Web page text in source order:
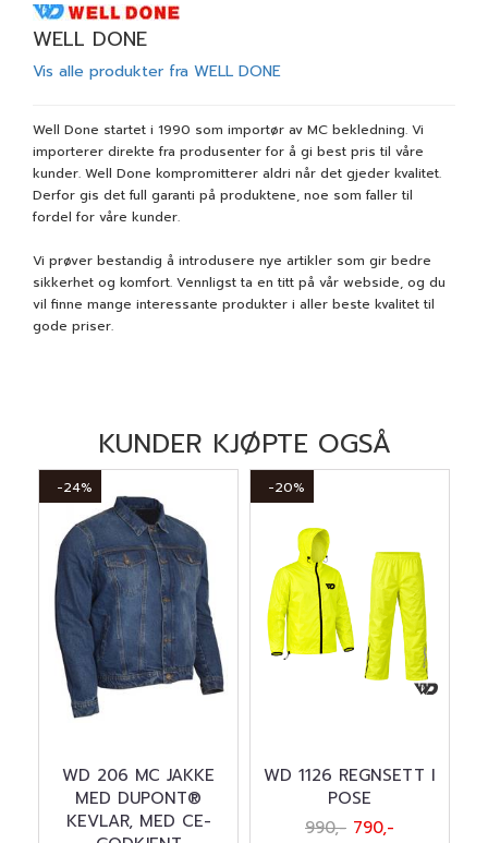
WELL DONE
Vis alle produkter fra WELL DONE
Well Done startet i 1990 som importør av MC bekledning. Vi
importerer direkte fra produsenter for å gi best pris til våre
kunder. Well Done kompromitterer aldri når det gjeder kvalitet.
Derfor gis det full garanti på produktene, noe som faller til
fordel for våre kunder.
Vi prøver bestandig å introdusere nye artikler som gir bedre
sikkerhet og komfort. Vennligst ta en titt på vår webside, og du
vil finne mange interessante produkter i aller beste kvalitet til
gode priser.
KUNDER KJØPTE OGSÅ
-24%
WD 206 MC JAKKE
MED DUPONT®
KEVLAR, MED CE-
-20%
WD 1126 REGNSETT I
POSE
990,- 790,-